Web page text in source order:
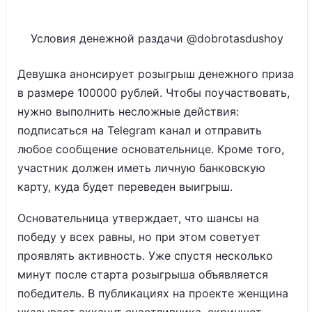
Условия денежной раздачи @dobrotasdushoy
Девушка анонсирует розыгрыш денежного приза
в размере 100000 рублей. Чтобы поучаствовать,
нужно выполнить несложные действия:
подписаться на Telegram канал и отправить
любое сообщение основательнице. Кроме того,
участник должен иметь личную банковскую
карту, куда будет переведен выигрыш.
Основательница утверждает, что шансы на
победу у всех равны, но при этом советует
проявлять активность. Уже спустя несколько
минут после старта розыгрыша объявляется
победитель. В публикациях на проекте женщина